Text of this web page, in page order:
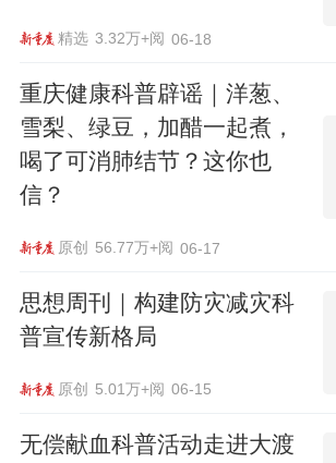
精选 3.32万+阅 06-18
重庆健康科普辟谣｜洋葱、
雪梨、绿豆，加醋一起煮，
喝了可消肺结节？这你也
信？
原创 56.77万+阅 06-17
思想周刊｜构建防灾减灾科
普宣传新格局
原创 5.01万+阅 06-15
无偿献血科普活动走进大渡